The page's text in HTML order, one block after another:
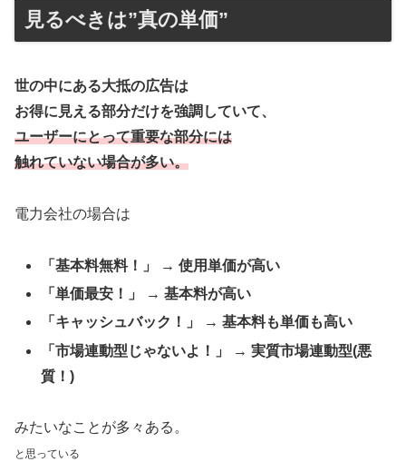
見るべきは”真の単価”
世の中にある大抵の広告は
お得に見える部分だけを強調していて、
ユーザーにとって重要な部分には
触れていない場合が多い。
電力会社の場合は
「基本料無料！」 → 使用単価が高い
「単価最安！」 → 基本料が高い
「キャッシュバック！」 → 基本料も単価も高い
「市場連動型じゃないよ！」 → 実質市場連動型(悪
質！)
みたいなことが多々ある。
と思っている